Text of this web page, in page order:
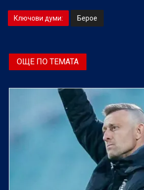
Ключови думи: Берое
ОЩЕ ПО ТЕМАТА